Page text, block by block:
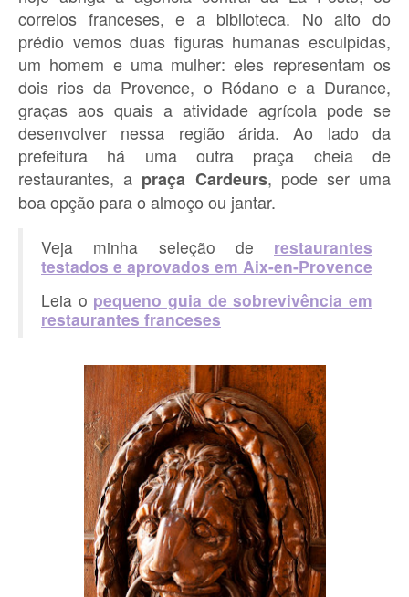
correios franceses, e a biblioteca. No alto do
prédio vemos duas figuras humanas esculpidas,
um homem e uma mulher: eles representam os
dois rios da Provence, o Ródano e a Durance,
graças aos quais a atividade agrícola pode se
desenvolver nessa região árida. Ao lado da
prefeitura há uma outra praça cheia de
restaurantes, a praça Cardeurs, pode ser uma
boa opção para o almoço ou jantar.
Veja minha seleção de restaurantes
testados e aprovados em Aix-en-Provence
Leia o pequeno guia de sobrevivência em
restaurantes franceses